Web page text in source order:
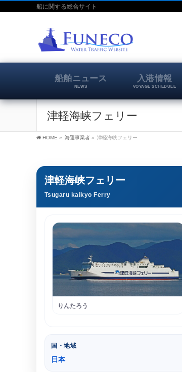
船に関する総合サイト
船舶ニュース
NEWS
入港情報
VOYAGE SCHEDULE
津軽海峡フェリー
HOME » 海運事業者 » 津軽海峡フェリー
津軽海峡フェリー
Tsugaru kaikyo Ferry
りんたろう
国・地域
日本